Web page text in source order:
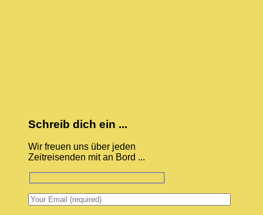
Schreib dich ein ...
Wir freuen uns über jeden
Zeitreisenden mit an Bord ...